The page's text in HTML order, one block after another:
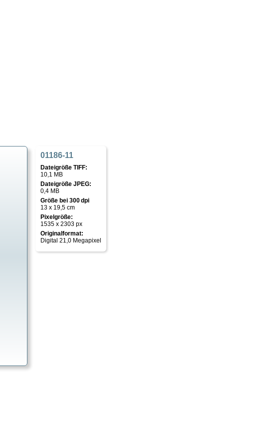
01186-11
Dateigröße TIFF:
10,1 MB
Dateigröße JPEG:
0,4 MB
Größe bei 300 dpi
13 x 19,5 cm
Pixelgröße:
1535 x 2303 px
Originalformat:
Digital 21,0 Megapixel